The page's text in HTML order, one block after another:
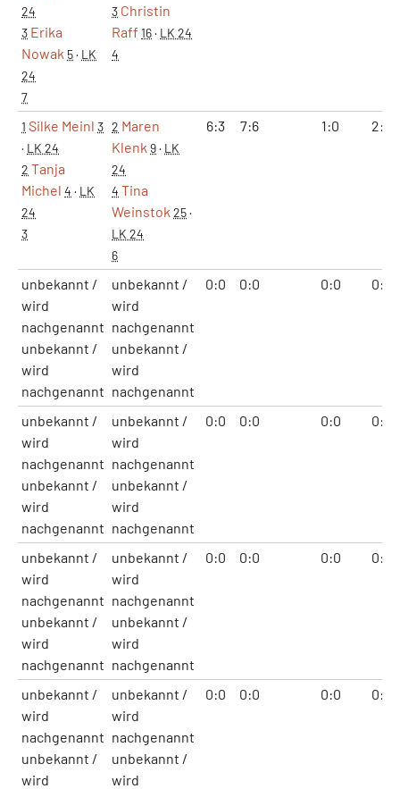
24
3 Erika
Nowak 5· LK
24
7
3 Christin
Raff 16· LK 24
4
1 Silke Meinl 3
· LK 24
2 Tanja
Michel 4 · LK
24
3
2 Maren
Klenk 9· LK
24
4 Tina
Weinstok 25·
LK 24
6
6:3 7:6 1:0 2:0
unbekannt /
wird
nachgenannt
unbekannt /
wird
nachgenannt
unbekannt /
wird
nachgenannt
unbekannt /
wird
nachgenannt
0:0 0:0 0:0 0:0
unbekannt /
wird
nachgenannt
unbekannt /
wird
nachgenannt
unbekannt /
wird
nachgenannt
unbekannt /
wird
nachgenannt
0:0 0:0 0:0 0:0
unbekannt /
wird
nachgenannt
unbekannt /
wird
nachgenannt
unbekannt /
wird
nachgenannt
unbekannt /
wird
nachgenannt
0:0 0:0 0:0 0:0
unbekannt /
wird
nachgenannt
unbekannt /
wird
unbekannt /
wird
nachgenannt
unbekannt /
wird
0:0 0:0 0:0 0:0